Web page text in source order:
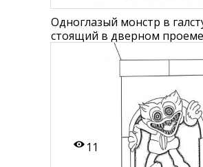
Одноглазый монстр в
стоящий в дверном
пятнами на теле
11